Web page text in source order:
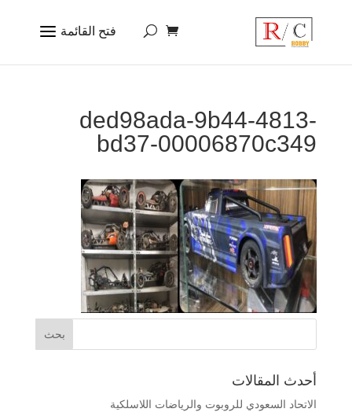
ded98ada-9b44-4813-
bd37-00006870c349
أحدث المقالات
الاتحاد السعودي للروبوت والرياضات اللاسلكية